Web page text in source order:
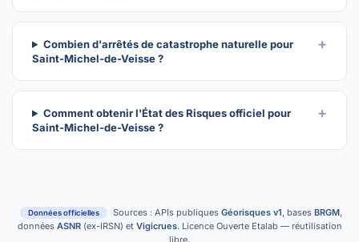
Combien d'arrêtés de catastrophe naturelle pour
Saint-Michel-de-Veisse ?
Comment obtenir l'État des Risques officiel pour
Saint-Michel-de-Veisse ?
Données officielles Sources : APIs publiques Géorisques v1, bases BRGM,
données ASNR(ex-IRSN) et Vigicrues. Licence Ouverte Etalab — réutilisation
libre.